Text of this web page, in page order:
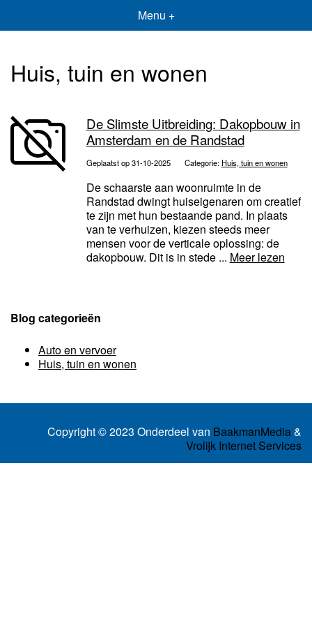
Menu +
Huis, tuin en wonen
De Slimste Uitbreiding: Dakopbouw in
Amsterdam en de Randstad
Geplaatst op 31-10-2025 Categorie: Huis, tuin en wonen
De schaarste aan woonruimte in de
Randstad dwingt huiseigenaren om creatief
te zijn met hun bestaande pand. In plaats
van te verhuizen, kiezen steeds meer
mensen voor de verticale oplossing: de
dakopbouw. Dit is in stede ... Meer lezen
Blog categorieën
Auto en vervoer
Huis, tuin en wonen
Copyright © 2023 Onderdeel van BaakmanMedia&
Vrolijk Internet Services